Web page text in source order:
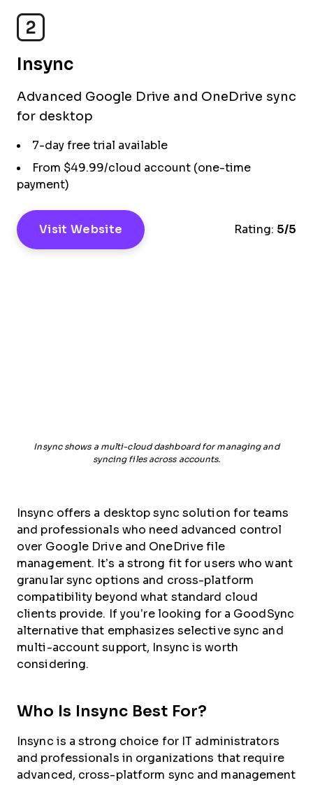
2
Insync
Advanced Google Drive and OneDrive sync
for desktop
7-day free trial available
From $49.99/cloud account (one-time
payment)
Visit Website Rating: 5/5
Insync shows a multi-cloud dashboard for managing and
syncing files across accounts.
Insync offers a desktop sync solution for teams
and professionals who need advanced control
over Google Drive and OneDrive file
management. It’s a strong fit for users who want
granular sync options and cross-platform
compatibility beyond what standard cloud
clients provide. If you’re looking for a GoodSync
alternative that emphasizes selective sync and
multi-account support, Insync is worth
considering.
Who Is Insync Best For?
Insync is a strong choice for IT administrators
and professionals in organizations that require
advanced, cross-platform sync and management